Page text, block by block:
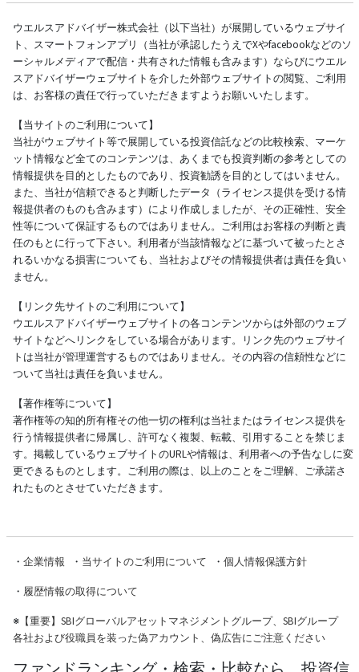
ウエルスアドバイザー株式会社（以下当社）が展開しているウェブサイ
ト、スマートフォンアプリ（当社が承認したうえでXやfacebookなどのソ
ーシャルメディアで配信・共有された情報も含みます）ならびにウエル
スアドバイザーウェブサイトを介した外部ウェブサイトの閲覧、ご利用
は、お客様の責任で行っていただきますようお願いいたします。
【当サイトのご利用について】
当社がウェブサイト等で展開している投資信託などの比較検索、マーケ
ット情報など全てのコンテンツは、あくまでも投資判断の参考としての
情報提供を目的としたものであり、投資勧誘を目的としてはいません。
また、当社が信頼できると判断したデータ（ライセンス提供を受ける情
報提供者のものも含みます）により作成しましたが、その正確性、安全
性等について保証するものではありません。ご利用はお客様の判断と責
任のもとに行って下さい。利用者が当該情報などに基づいて被ったとさ
れるいかなる損害についても、当社およびその情報提供者は責任を負い
ません。
【リンク先サイトのご利用について】
ウエルスアドバイザーウェブサイトの各コンテンツからは外部のウェブ
サイトなどへリンクをしている場合があります。リンク先のウェブサイ
トは当社が管理運営するものではありません。その内容の信頼性などに
ついて当社は責任を負いません。
【著作権等について】
著作権等の知的所有権その他一切の権利は当社またはライセンス提供を
行う情報提供者に帰属し、許可なく複製、転載、引用することを禁じま
す。掲載しているウェブサイトのURLや情報は、利用者への予告なしに変
更できるものとします。ご利用の際は、以上のことをご理解、ご承諾さ
れたものとさせていただきます。
・ 企業情報 ・ 当サイトのご利用について ・ 個人情報保護方針
・ 履歴情報の取得について
※【重要】SBIグローバルアセットマネジメントグループ、SBIグループ
各社および役職員を装った偽アカウント、偽広告にご注意ください